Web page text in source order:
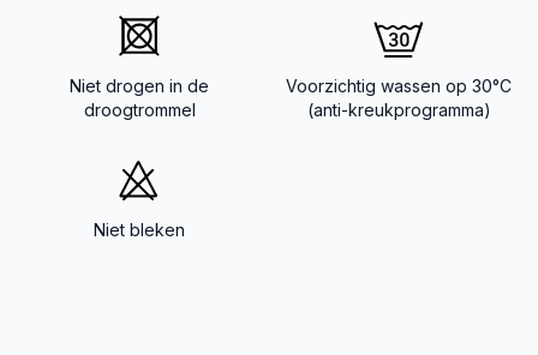
Niet drogen in de
droogtrommel
Voorzichtig wassen op 30°C
(anti-kreukprogramma)
Niet bleken